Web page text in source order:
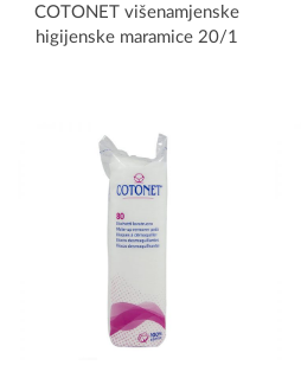
COTONET višenamjenske
higijenske maramice 20/1